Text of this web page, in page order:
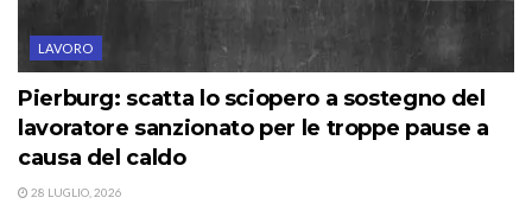
LAVORO
Pierburg: scatta lo sciopero a sostegno del
lavoratore sanzionato per le troppe pause a
causa del caldo
28 LUGLIO, 2026